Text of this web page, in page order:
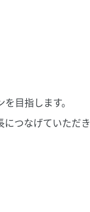
目指します。
つなげていただき